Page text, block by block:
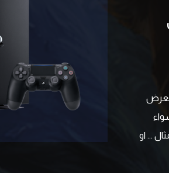
... او